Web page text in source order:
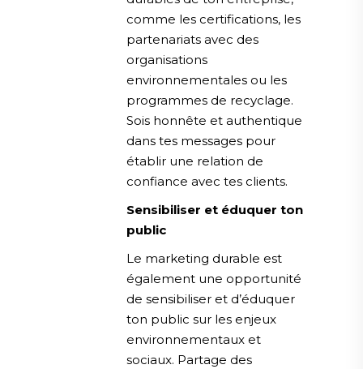
comme les certifications, les
partenariats avec des
organisations
environnementales ou les
programmes de recyclage.
Sois honnête et authentique
dans tes messages pour
établir une relation de
confiance avec tes clients.
Sensibiliser et éduquer ton
public
Le marketing durable est
également une opportunité
de sensibiliser et d’éduquer
ton public sur les enjeux
environnementaux et
sociaux. Partage des